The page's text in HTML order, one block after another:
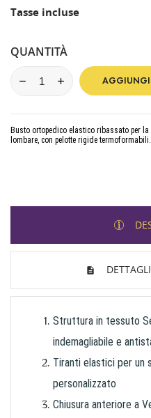
Tasse incluse
QUANTITÀ
AGGIUNGI
Busto ortopedico elastico ribassato per
lombare, con pelotte rigide termoformabili.
Struttura in tessuto
indemagliabile e
Tiranti elastici per un
personalizzato
Chiusura anteriore a